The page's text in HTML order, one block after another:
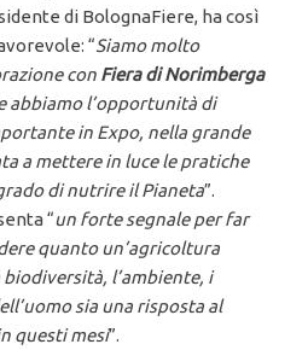
di BolognaFiere, ha così
“Siamo molto
con Fiera di Norimberga
abbiamo l’opportunità di
in Expo, nella grande
a mettere in luce le pratiche
di nutrire il Pianeta”.
“un forte segnale per far
quanto un’agricoltura
l’ambiente, i
sia una risposta al
questi mesi”.